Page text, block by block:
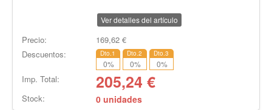
Ver detalles del artículo
Precio: 169,62€
Descuentos:
Dto.1
0%
Dto.2
0%
Dto.3
0%
Imp. Total: 205,24 €
Stock: 0 unidades